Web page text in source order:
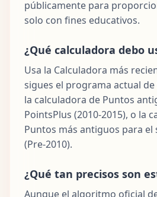
públicamente para
solo con fines educativos.
¿Qué calculadora debo
Usa la Calculadora más
sigues el programa actual
la calculadora de Puntos
PointsPlus (2010-2015), o la
Puntos más antiguos para
(Pre-2010).
¿Qué tan precisos son
Aunque el algoritmo oficial